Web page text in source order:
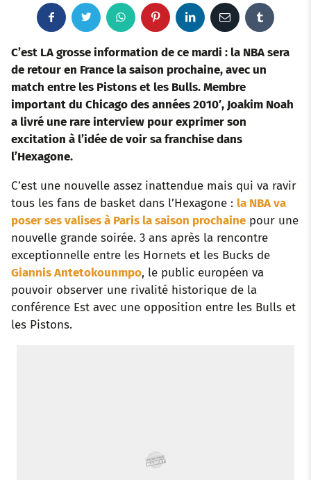
c
e
o
o
k
w
i
t
t
r
W
a
t
p
p
P
i
n
t
e
e
s
t
n
k
e
I
n
E
m
a
i b
C’est LA grosse information de ce mardi : la NBA sera
de retour en France la saison prochaine, avec un
match entre les Pistons et les Bulls. Membre
important du Chicago des années 2010′, Joakim Noah
a livré une rare interview pour exprimer son
excitation à l’idée de voir sa franchise dans
l’Hexagone.
C’est une nouvelle assez inattendue mais qui va ravir
tous les fans de basket dans l’Hexagone : la NBA va
poser ses valises à Paris la saison prochaine pour une
nouvelle grande soirée. 3 ans après la rencontre
exceptionnelle entre les Hornets et les Bucks de
Giannis Antetokounmpo, le public européen va
pouvoir observer une rivalité historique de la
conférence Est avec une opposition entre les Bulls et
les Pistons.